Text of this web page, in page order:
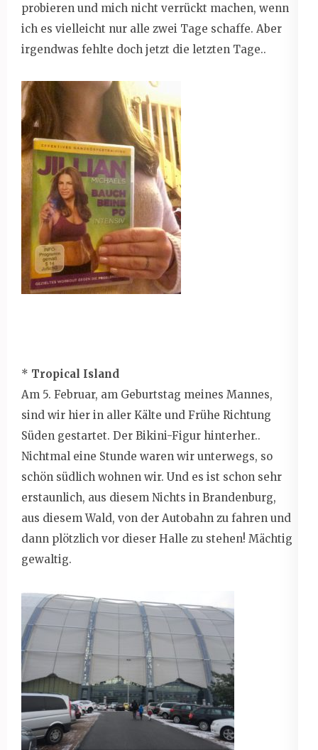
probieren und mich nicht verrückt machen, wenn
ich es vielleicht nur alle zwei Tage schaffe. Aber
irgendwas fehlte doch jetzt die letzten Tage..
* Tropical Island
Am 5. Februar, am Geburtstag meines Mannes,
sind wir hier in aller Kälte und Frühe Richtung
Süden gestartet. Der Bikini-Figur hinterher..
Nichtmal eine Stunde waren wir unterwegs, so
schön südlich wohnen wir. Und es ist schon sehr
erstaunlich, aus diesem Nichts in Brandenburg,
aus diesem Wald, von der Autobahn zu fahren und
dann plötzlich vor dieser Halle zu stehen! Mächtig
gewaltig.